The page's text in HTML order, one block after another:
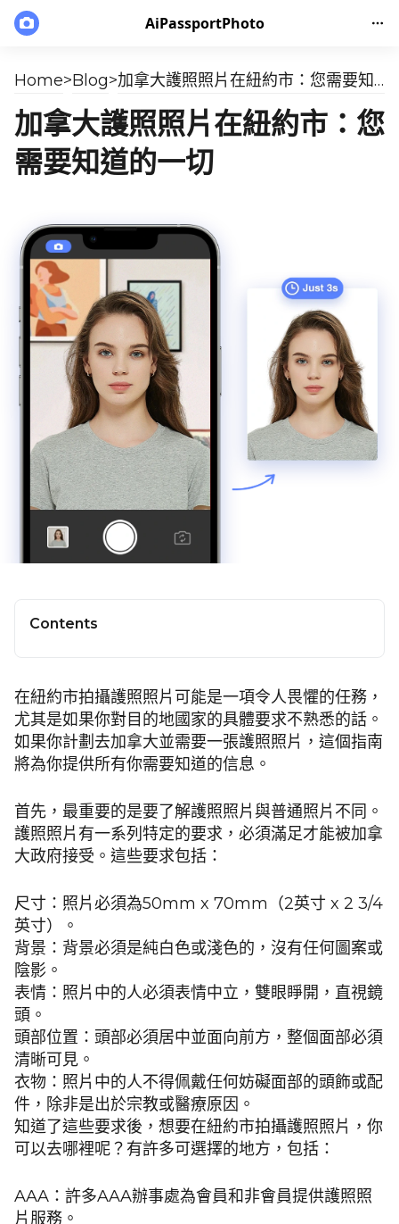
AiPassportPhoto
Home>Blog> 加拿大護照照片在紐約市：您需要知道的一切
加拿大護照照片在紐約市：您
需要知道的一切
Contents
在紐約市拍攝護照照片可能是一項令人畏懼的任務，
尤其是如果你對目的地國家的具體要求不熟悉的話。
如果你計劃去加拿大並需要一張護照照片，這個指南
將為你提供所有你需要知道的信息。
首先，最重要的是要了解護照照片與普通照片不同。
護照照片有一系列特定的要求，必須滿足才能被加拿
大政府接受。這些要求包括：
尺寸：照片必須為50mm x 70mm（2英寸 x 2 3/4
英寸）。
背景：背景必須是純白色或淺色的，沒有任何圖案或
陰影。
表情：照片中的人必須表情中立，雙眼睜開，直視鏡
頭。
頭部位置：頭部必須居中並面向前方，整個面部必須
清晰可見。
衣物：照片中的人不得佩戴任何妨礙面部的頭飾或配
件，除非是出於宗教或醫療原因。
知道了這些要求後，想要在紐約市拍攝護照照片，你
可以去哪裡呢？有許多可選擇的地方，包括：
AAA：許多AAA辦事處為會員和非會員提供護照照
片服務。